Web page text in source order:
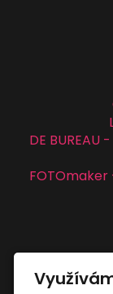
DE